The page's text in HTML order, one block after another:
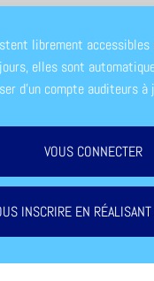
librement
elles sont
d'un compte auditeurs
VOUS CONNECTER
INSCRIRE EN